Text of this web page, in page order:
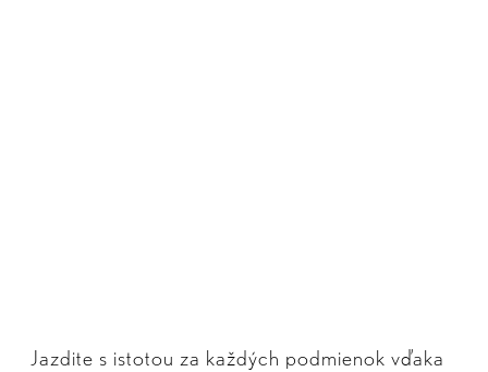
Jazdite s istotou za každých podmienok vďaka